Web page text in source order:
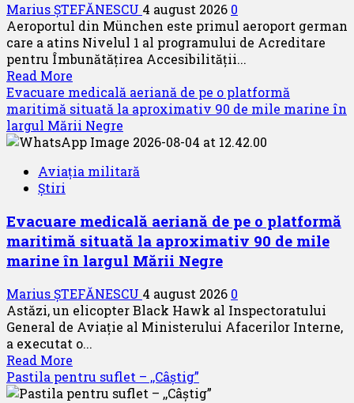
Marius ȘTEFĂNESCU 4 august 2026 0
Aeroportul din München este primul aeroport german
care a atins Nivelul 1 al programului de Acreditare
pentru Îmbunătățirea Accesibilității...
Read More
more
about
Aeroportul
din
primește
angajamentul
său
față
călătoriile
fără
bariere
Evacuare medicală aeriană de pe o platformă
maritimă situată la aproximativ 90 de mile marine în
largul Mării Negre
Aviația militară
Știri
Evacuare medicală aeriană de pe o platformă
maritimă situată la aproximativ 90 de mile
marine în largul Mării Negre
Marius ȘTEFĂNESCU 4 august 2026 0
Astăzi, un elicopter Black Hawk al Inspectoratului
General de Aviație al Ministerului Afacerilor Interne,
a executat o...
Read More
more
about
Pastila pentru suflet – ,,Câștig”